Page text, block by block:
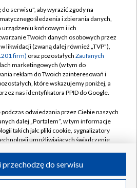
TVP
TVP
prywatności
Moje zgody
Pomoc
Kontakt
Kanały
Polska S.A. w likwidacji
serwisu", aby wyrazić zgody na
śledzenia i zbierania danych,
urządzeniu końcowym i ich
Twoich danych osobowych przez
likwidacji (zwaną dalej również „TVP”),
firm) oraz pozostałych Zaufanych
marketingowych (w tym do
reklam do Twoich zainteresowań i
które wskazujemy poniżej, a
nas identyfikatora PPID do Google.
odwiedzania przez Ciebie naszych
dalej „Portalem”, w tym informacje
takich jak: pliki cookie, sygnalizatory
umożliwiających świadczenie
do serwisu